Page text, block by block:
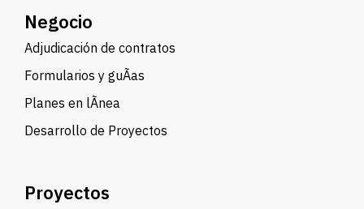
Negocio
Adjudicación de contratos
Formularios y guÃ­as
Planes en lÃ­nea
Desarrollo de Proyectos
Proyectos